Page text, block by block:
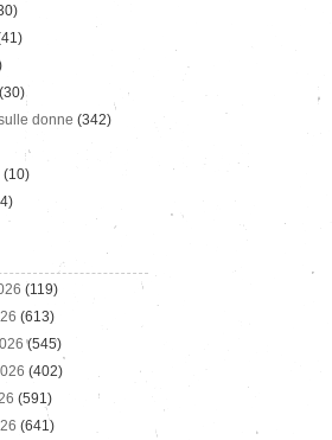
(30)
donne (342)
(10)
(119)
(613)
(545)
(402)
(591)
(641)